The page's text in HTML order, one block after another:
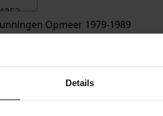
Details
Opmeer 1979-1989